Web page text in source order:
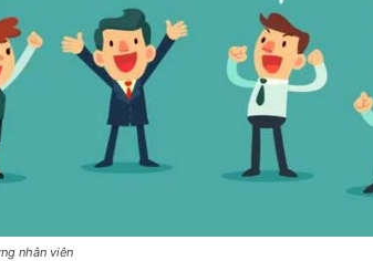
nhân viên